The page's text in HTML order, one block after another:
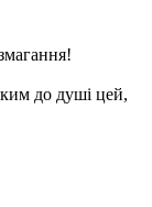
до душі цей,